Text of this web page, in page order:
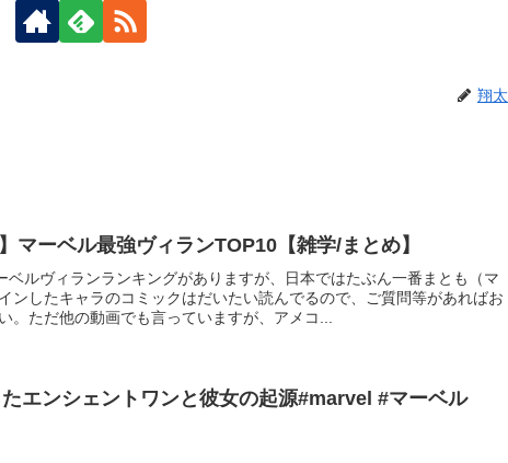
翔太
マーベル最強ヴィランTOP10【雑学/まとめ】
ベルヴィランランキングがありますが、日本ではたぶん一番まとも（マ
ンしたキャラのコミックはだいたい読んでるので、ご質問等があればお
。ただ他の動画でも言っていますが、アメコ...
エンシェントワンと彼女の起源#marvel #マーベル